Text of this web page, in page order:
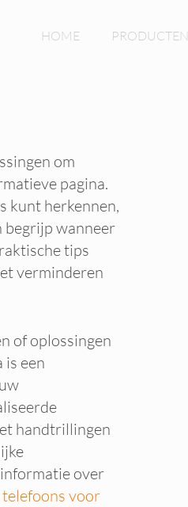
HOME PRODUCTEN
om
pagina.
kunt herkennen,
begrijp wanneer
tips
verminderen
of oplossingen
een
handtrillingen
over
telefoons voor